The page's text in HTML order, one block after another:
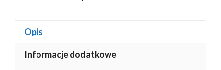
Opis
Informacje dodatkowe